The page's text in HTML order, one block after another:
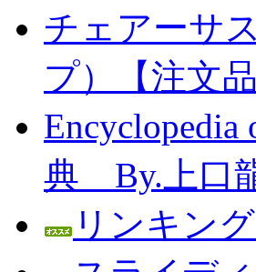
チェアーサ
プ）【注文品
典 By.上口
リンキン